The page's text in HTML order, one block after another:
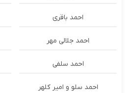
احمد باقری
احمد جلالی مهر
احمد سلفی
احمد سلو و امیر کلهر